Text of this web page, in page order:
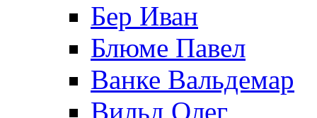
Бер Иван
Блюме Павел
Ванке Вальдемар
Вильд Олег